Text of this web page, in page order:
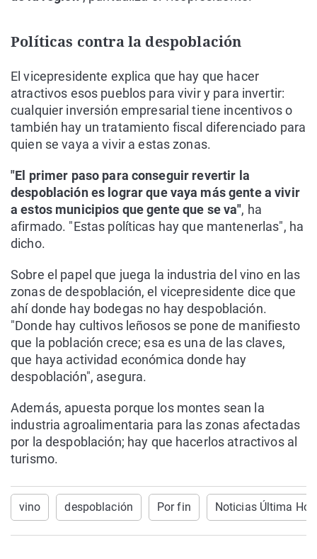
Políticas contra la despoblación
El vicepresidente explica que hay que hacer
atractivos esos pueblos para vivir y para invertir:
cualquier inversión empresarial tiene incentivos o
también hay un tratamiento fiscal diferenciado para
quien se vaya a vivir a estas zonas.
"El primer paso para conseguir revertir la
despoblación es lograr que vaya más gente a vivir
a estos municipios que gente que se va", ha
afirmado. "Estas políticas hay que mantenerlas", ha
dicho.
Sobre el papel que juega la industria del vino en las
zonas de despoblación, el vicepresidente dice que
ahí donde hay bodegas no hay despoblación.
"Donde hay cultivos leñosos se pone de manifiesto
que la población crece; esa es una de las claves,
que haya actividad económica donde hay
despoblación", asegura.
Además, apuesta porque los montes sean la
industria agroalimentaria para las zonas afectadas
por la despoblación; hay que hacerlos atractivos al
turismo.
vino despoblación Por fin Noticias Última